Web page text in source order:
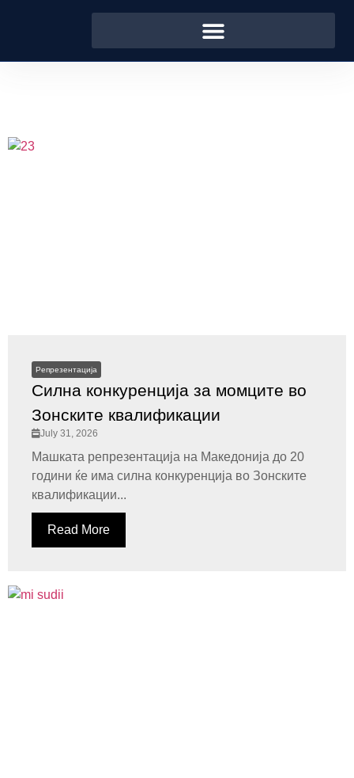
Репрезентација
Силна конкуренција за момците во
Зонските квалификации
July 31, 2026
Машката репрезентација на Македонија до 20
години ќе има силна конкуренција во Зонските
квалификации...
Read More